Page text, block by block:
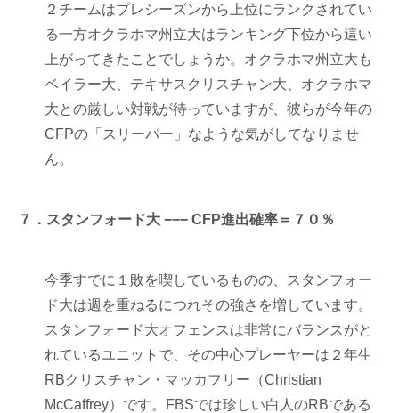
２チームはプレシーズンから上位にランクされてい
る一方オクラホマ州立大はランキング下位から這い
上がってきたことでしょうか。オクラホマ州立大も
ベイラー大、テキサスクリスチャン大、オクラホマ
大との厳しい対戦が待っていますが、彼らが今年の
CFPの「スリーパー」なような気がしてなりませ
ん。
７．スタンフォード大 −−− CFP進出確率＝７０％
今季すでに１敗を喫しているものの、スタンフォー
ド大は週を重ねるにつれその強さを増しています。
スタンフォード大オフェンスは非常にバランスがと
れているユニットで、その中心プレーヤーは２年生
RBクリスチャン・マッカフリー（Christian
McCaffrey）です。FBSでは珍しい白人のRBである